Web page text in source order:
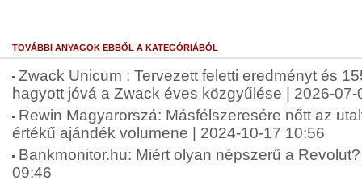
TOVÁBBI ANYAGOK EBBŐL A KATEGÓRIÁBÓL
Zwack Unicum : Tervezett feletti eredményt és
hagyott jóvá a Zwack éves közgyűlése | 2026-07-
Rewin Magyarorszá: Másfélszeresére nőtt az
értékű ajándék volumene | 2024-10-17 10:56
Bankmonitor.hu: Miért olyan népszerű a
09:46